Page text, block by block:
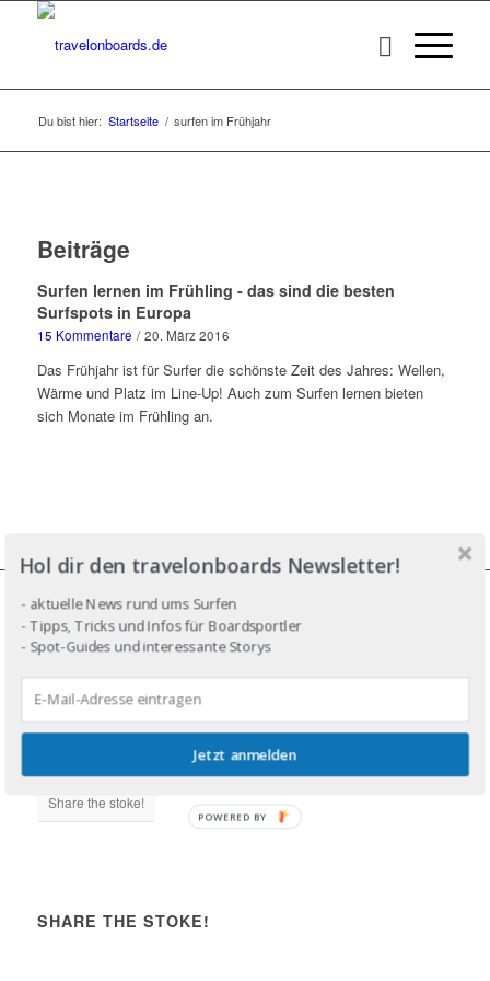
Du bist hier: Startseite / surfen im Frühjahr
Beiträge
Surfen lernen im Frühling - das sind die besten
Surfspots in Europa
15 Kommentare / 20. März 2016
Das Frühjahr ist für Surfer die schönste Zeit des Jahres: Wellen,
Wärme und Platz im Line-Up! Auch zum Surfen lernen bieten
sich Monate im Frühling an.
JOIN THE LINE-UP!
Share the stoke!
SHARE THE STOKE!
Hol dir den travelonboards Newsletter!
- aktuelle News rund ums Surfen
- Tipps, Tricks und Infos für Boardsportler
- Spot-Guides und interessante Storys
Jetzt anmelden
POWERED BY